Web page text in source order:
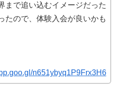
まで追い込むイメージだった
たので、体験入会が良いかも
n651ybyq1P9Frx3H6